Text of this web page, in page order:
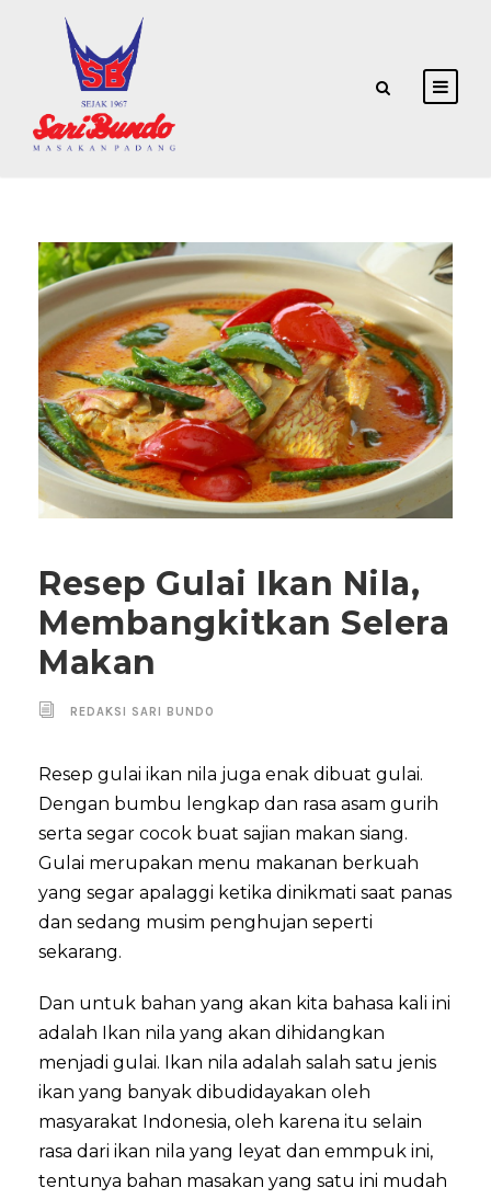
Resep Gulai Ikan Nila,
Membangkitkan Selera
Makan
REDAKSI SARI BUNDO
Resep gulai ikan nila juga enak dibuat gulai.
Dengan bumbu lengkap dan rasa asam gurih
serta segar cocok buat sajian makan siang.
Gulai merupakan menu makanan berkuah
yang segar apalaggi ketika dinikmati saat panas
dan sedang musim penghujan seperti
sekarang.
Dan untuk bahan yang akan kita bahasa kali ini
adalah Ikan nila yang akan dihidangkan
menjadi gulai. Ikan nila adalah salah satu jenis
ikan yang banyak dibudidayakan oleh
masyarakat Indonesia, oleh karena itu selain
rasa dari ikan nila yang leyat dan emmpuk ini,
tentunya bahan masakan yang satu ini mudah